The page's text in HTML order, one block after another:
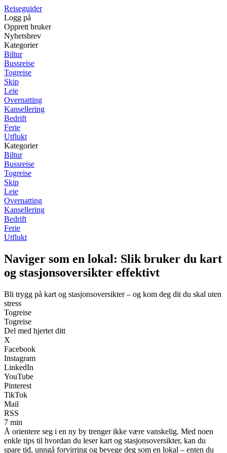
Reiseguider
Logg på
Opprett bruker
Nyhetsbrev
Kategorier
Biltur
Bussreise
Togreise
Skip
Leie
Overnatting
Kansellering
Bedrift
Ferie
Utflukt
Kategorier
Biltur
Bussreise
Togreise
Skip
Leie
Overnatting
Kansellering
Bedrift
Ferie
Utflukt
Naviger som en lokal: Slik bruker du kart
og stasjonsoversikter effektivt
Bli trygg på kart og stasjonsoversikter – og kom deg dit du skal uten
stress
Togreise
Togreise
Del med hjertet ditt
X
Facebook
Instagram
LinkedIn
YouTube
Pinterest
TikTok
Mail
RSS
7 min
Å orientere seg i en ny by trenger ikke være vanskelig. Med noen
enkle tips til hvordan du leser kart og stasjonsoversikter, kan du
spare tid, unngå forvirring og bevege deg som en lokal – enten du